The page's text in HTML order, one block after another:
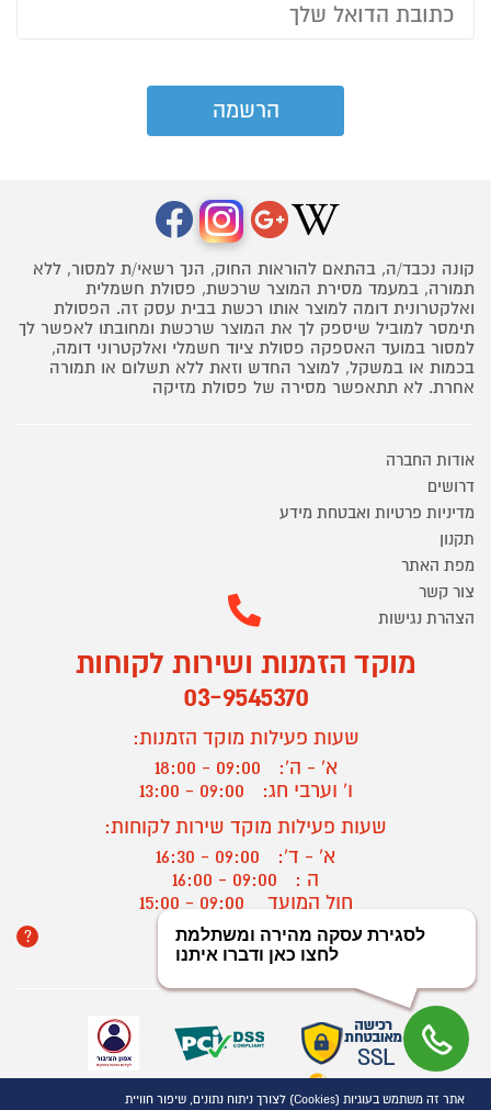
קונה נכבד/ה, בהתאם להוראות החוק, הנך רשאי/ת למסור, ללא
תמורה, במעמד מסירת המוצר שרכשת, פסולת חשמלית
ואלקטרונית דומה למוצר אותו רכשת בבית עסק זה. הפסולת
תימסר למוביל שיספק לך את המוצר שרכשת ומחובתו לאפשר לך
למסור במועד האספקה פסולת ציוד חשמלי ואלקטרוני דומה,
בכמות או במשקל, למוצר החדש וזאת ללא תשלום או תמורה
אחרת. לא תתאפשר מסירה של פסולת מזיקה
אודות החברה
דרושים
מדיניות פרטיות ואבטחת מידע
תקנון
מפת האתר
צור קשר
הצהרת נגישות
מוקד הזמנות ושירות לקוחות
03-9545370
שעות פעילות מוקד הזמנות:
א' - ה':
09:00 - 18:00
ו' וערבי חג:
09:00 - 13:00
שעות פעילות מוקד שירות לקוחות:
א' - ד':
09:00 - 16:30
ה :
09:00 - 16:00
חול המועד
? יצירת קשר/ביטול הזמנה
כל הזכויות שמורות P1000© 2021
אתר זה משתמש בעוגיות (Cookies) לצורך ניתוח נתונים, שיפור חוויית